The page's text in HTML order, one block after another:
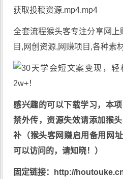
获取投稿资源.mp4.mp4
全套流程猴头客专注分享网上
目,网创资源, 网赚项目 ,各种素
感兴趣的可以下载学习，本
禁外传，资源失效请添加猴
补（猴头客网赚启用备用网
可以访问的，请知晓！）
固定链接：http://